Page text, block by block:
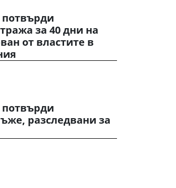
потвърди
за 40 дни на
от властите в
потвърди
разследвани за